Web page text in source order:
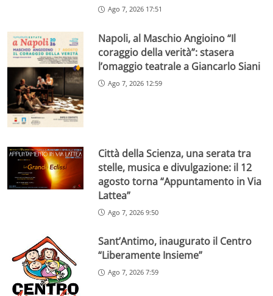
Ago 7, 2026 17:51
Napoli, al Maschio Angioino “Il
coraggio della verità”: stasera
l’omaggio teatrale a Giancarlo Siani
Ago 7, 2026 12:59
Città della Scienza, una serata tra
stelle, musica e divulgazione: il 12
agosto torna “Appuntamento in Via
Lattea”
Ago 7, 2026 9:50
Sant’Antimo, inaugurato il Centro
“Liberamente Insieme”
Ago 7, 2026 7:59